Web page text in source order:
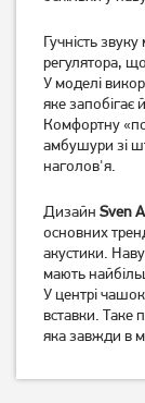
Навушники
HF420B
(RB-HF420BGEA)
1 249грн
Гучність
регулятора,
У моделі
яке запобігає
Комфортну
амбушури зі
наголов'я.
Дизайн Sven
основних
акустики.
мають
У центрі
вставки. Таке
яка завжди в